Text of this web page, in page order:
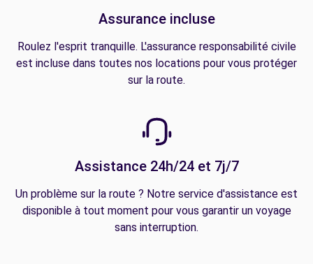
Assurance incluse
Roulez l'esprit tranquille. L'assurance responsabilité civile
est incluse dans toutes nos locations pour vous protéger
sur la route.
Assistance 24h/24 et 7j/7
Un problème sur la route ? Notre service d'assistance est
disponible à tout moment pour vous garantir un voyage
sans interruption.